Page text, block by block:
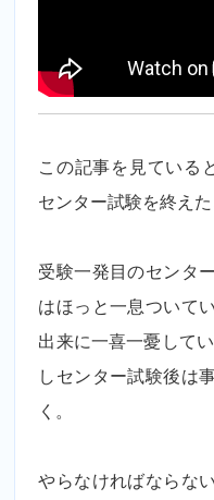
この記事を見ている
センター試験を終えた
受験一発目のセンタ
はほっと一息ついて
出来に一喜一憂して
しセンター試験後は
く。
やらなければならな